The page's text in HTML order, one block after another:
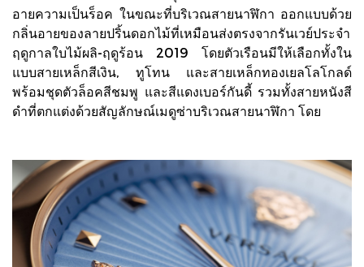
อายความเป็นร็อค ในขณะที่บริเวณสายนาฬิกา ออกแบบด้วย
กลิ่นอายของลายปริ้นดอกไม้ที่เหมือนส่งตรงจากรันเวย์ประจำ
ฤดูกาลใบไม้ผลิ-ฤดูร้อน 2019 โดยตัวเรือนมีให้เลือกทั้งใน
แบบสายเหล็กสีเงิน, ทูโทน และสายเหล็กทองเยลโลโกลด์
พร้อมชุดตัวล็อคสีชมพู และสีแดงเบอร์กันดี้ รวมทั้งสายหนังสี
ดำที่ตกแต่งด้วยสัญลักษณ์เมดูซ่าบริเวณสายนาฬิกา โดย